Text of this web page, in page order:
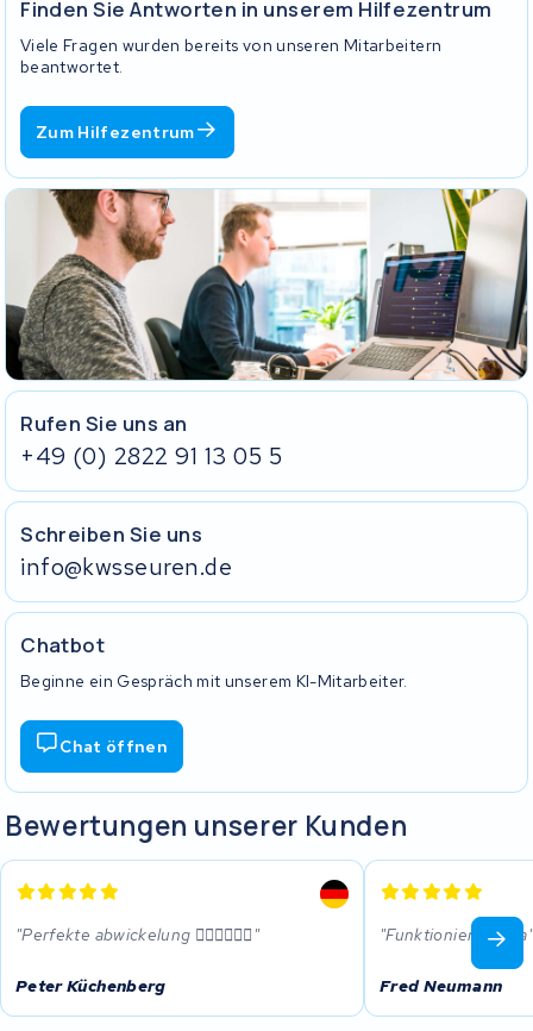
Falter Bikes,Koga,Conway,E-bike vision,Victoria,Dutch ID,Trek
Cube, undWinora
Finden Sie Antworten in unserem Hilfezentrum
Viele Fragen wurden bereits von unseren Mitarbeitern
beantwortet.
Zum Hilfezentrum
Rufen Sie uns an
+49 (0) 2822 91 13 05 5
Schreiben Sie uns
info@kwsseuren.de
Chatbot
Beginne ein Gespräch mit unserem KI-Mitarbeiter.
Chat öffnen
Bewertungen unserer Kunden
Perfekte abwickelung 👍🏼👍🏼👍🏼
Peter Küchenberg
Funktioniert prima
Fred Neumann